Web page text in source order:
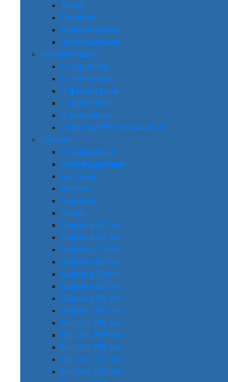
Техно
Прованс
Классические
Оригинальные
Комплектация
С коробкой
С притвором
С фурнитурой
С капителью
С карнизом
Скрытые без наличников
Размеры
Стандартные
Нестандартные
Высокие
Низкие
Широкие
Узкие
Ширина 40 см
Ширина 50 см
Ширина 55 см
Ширина 60 см
Ширина 70 см
Ширина 80 см
Ширина 90 см
Ширина 100 см
Высота 190 см
Высота 200 см
Высота 210 см
Высота 220 см
Высота 230 см